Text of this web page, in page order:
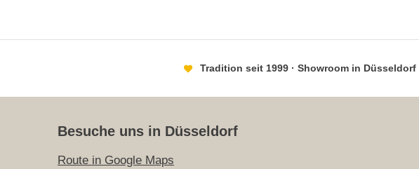
Tradition seit 1999 · Showroom in Düsseldorf
Besuche uns in Düsseldorf
Route in Google Maps